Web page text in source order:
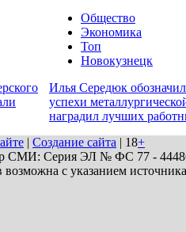
Общество
Экономика
Топ
Новокузнецк
Илья Середюк
успехи
наградил лучших
| Создание сайта | 18+
СМИ: Серия ЭЛ № ФС 77 - 44486
возможна с указанием